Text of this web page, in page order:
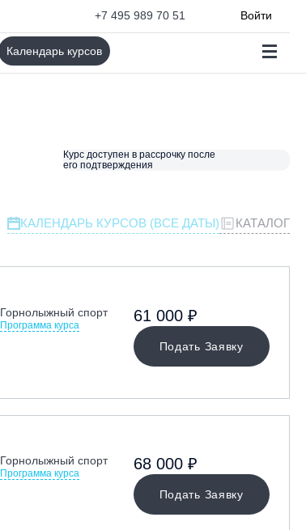
+7 495 989 70 51 Войти
Календарь курсов
Курс доступен в рассрочку после
его подтверждения
КАЛЕНДАРЬ КУРСОВ (ВСЕ ДАТЫ) КАТАЛОГ
Горнолыжный спорт
Программа курса
Подать Заявку
61 000 ₽
Горнолыжный спорт
Программа курса
Подать Заявку
68 000 ₽